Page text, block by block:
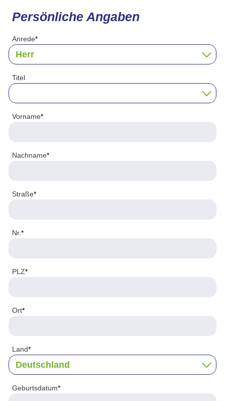
Persönliche Angaben
Anrede*
Titel
Vorname*
Nachname*
Straße*
Nr.*
PLZ*
Ort*
Land*
Geburtsdatum*